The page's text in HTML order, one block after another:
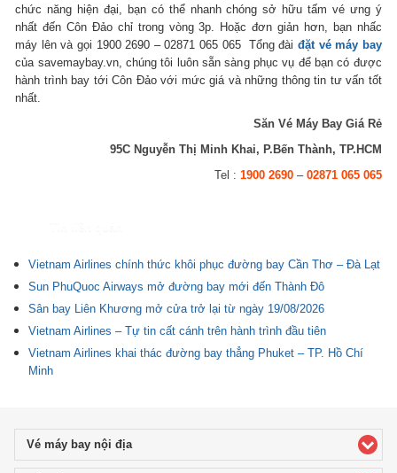
chức năng hiện đại, bạn có thể nhanh chóng sở hữu tấm vé ưng ý
nhất đến Côn Đảo chỉ trong vòng 3p. Hoặc đơn giản hơn, bạn nhấc
máy lên và gọi 1900 2690 – 02871 065 065 Tổng đài đặt vé máy bay
của savemaybay.vn, chúng tôi luôn sẵn sàng phục vụ để bạn có được
hành trình bay tới Côn Đảo với mức giá và những thông tin tư vấn tốt
nhất.
Săn Vé Máy Bay Giá Rẻ
95C Nguyễn Thị Minh Khai, P.Bến Thành, TP.HCM
Tel : 1900 2690– 02871 065 065
Vietnam Airlines chính thức khôi phục đường bay Cần Thơ – Đà Lạt
Sun PhuQuoc Airways mở đường bay mới đến Thành Đô
Sân bay Liên Khương mở cửa trở lại từ ngày 19/08/2026
Vietnam Airlines – Tự tin cất cánh trên hành trình đầu tiên
Vietnam Airlines khai thác đường bay thẳng Phuket – TP. Hồ Chí
Minh
Vé máy bay nội địaclick to expand contents